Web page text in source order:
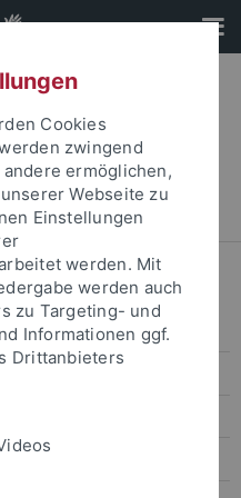
Cookies
zwingend
ermöglichen,
Webseite zu
Einstellungen
werden. Mit
werden auch
zu Targeting- und
Informationen ggf.
Drittanbieters